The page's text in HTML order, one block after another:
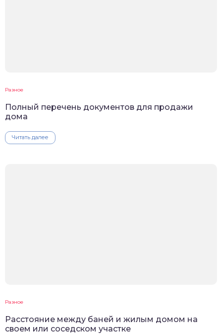
Разное
Полный перечень документов для продажи
дома
Читать далее
Разное
Расстояние между баней и жилым домом на
своем или соседском участке